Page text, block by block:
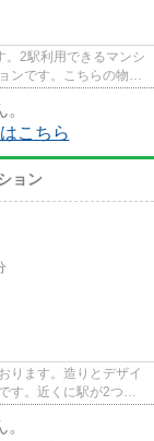
。2駅利用できるマンシ
ンです。こちらの物件
こちら
ョン
ります。造りとデザイ
す。近くに駅が2つあ